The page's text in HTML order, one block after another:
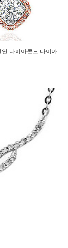
우신 GIA 5부 천연 다이아몬드 다이아 목걸이 프로포즈 롬버스